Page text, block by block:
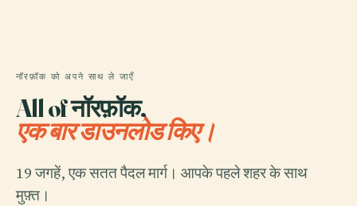
नॉरफ़ॉक को अपने साथ ले जाएँ
All of नॉरफ़ॉक,
एक बार डाउनलोड किए।
19 जगहें, एक सतत पैदल मार्ग। आपके पहले शहर के साथ
मुफ़्त।